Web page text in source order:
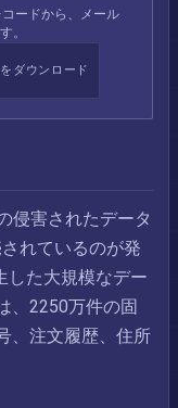
ードから、メール
。
ダウンロード
侵害されたデータ
れているのが発
した大規模なデー
、2250万件の固
、注文履歴、住所